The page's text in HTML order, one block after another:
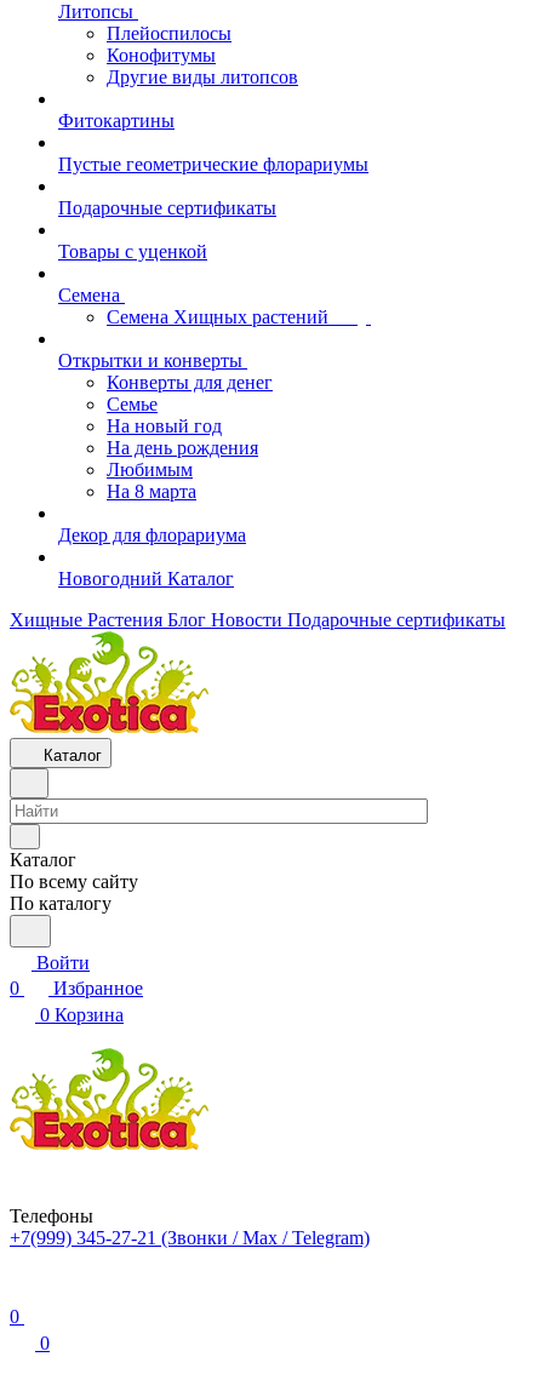
Литопсы
Плейоспилосы
Конофитумы
Другие виды литопсов
Фитокартины
Пустые геометрические флорариумы
Подарочные сертификаты
Товары с уценкой
Семена
Семена Хищных растений
Открытки и конверты
Конверты для денег
Семье
На новый год
На день рождения
Любимым
На 8 марта
Декор для флорариума
Новогодний Каталог
Хищные Растения Блог Новости Подарочные сертификаты
Каталог
Каталог
По всему сайту
По каталогу
Войти
0
Избранное
0 Корзина
Телефоны
+7(999) 345-27-21 (Звонки / Max / Telegram)
0
0